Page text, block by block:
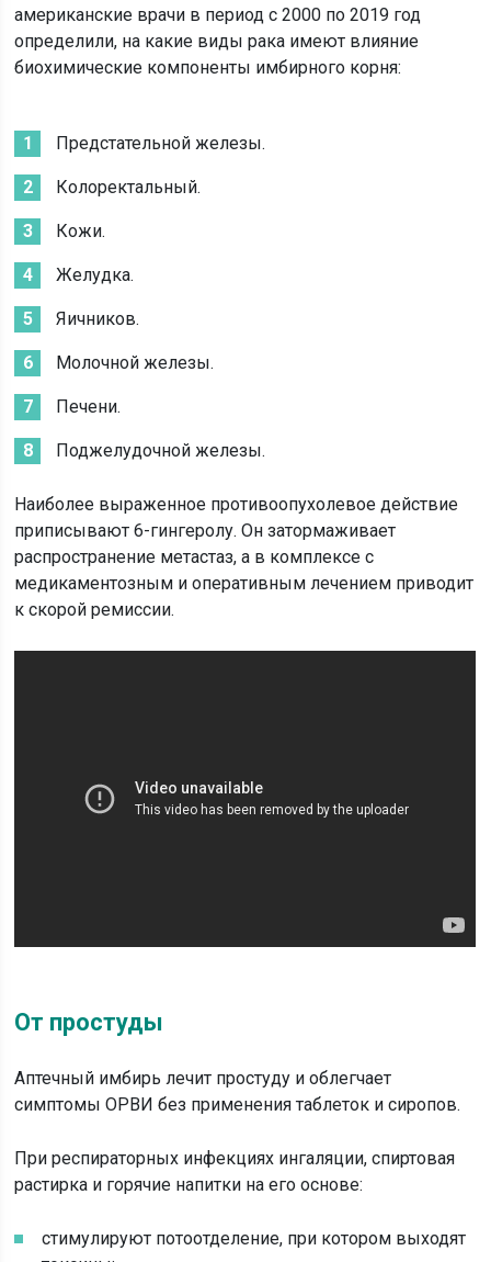
американские врачи в период с 2000 по 2019 год
определили, на какие виды рака имеют влияние
биохимические компоненты имбирного корня:
Предстательной железы.
Колоректальный.
Кожи.
Желудка.
Яичников.
Молочной железы.
Печени.
Поджелудочной железы.
Наиболее выраженное противоопухолевое действие
приписывают 6-гингеролу. Он затормаживает
распространение метастаз, а в комплексе с
медикаментозным и оперативным лечением приводит
к скорой ремиссии.
От простуды
Аптечный имбирь лечит простуду и облегчает
симптомы ОРВИ без применения таблеток и сиропов.
При респираторных инфекциях ингаляции, спиртовая
растирка и горячие напитки на его основе:
стимулируют потоотделение, при котором выходят